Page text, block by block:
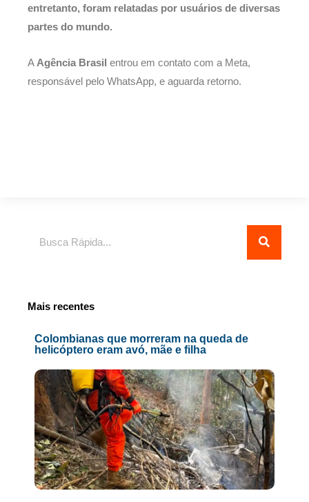
entretanto, foram relatadas por usuários de diversas
partes do mundo.
AAgência Brasil entrou em contato com a Meta,
responsável pelo WhatsApp, e aguarda retorno.
Mais recentes
Colombianas que morreram na queda de
helicóptero eram avó, mãe e filha